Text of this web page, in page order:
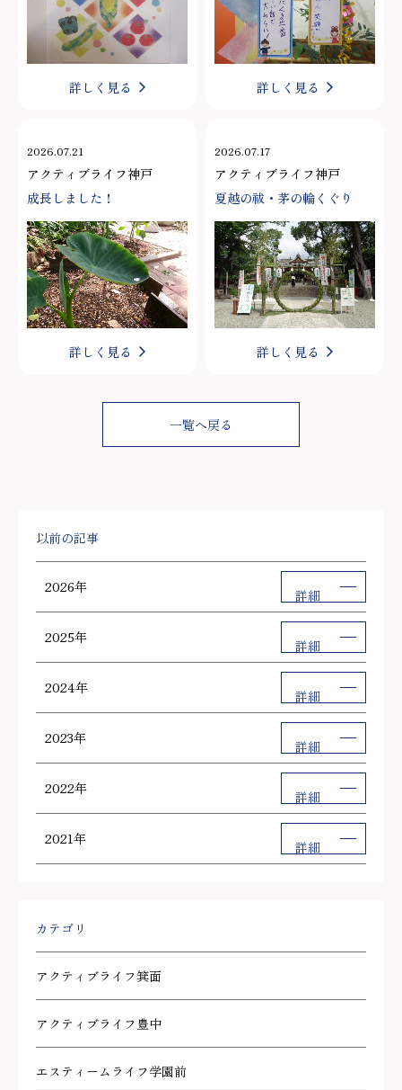
詳しく見る 詳しく見る
2026.07.21
アクティブライフ神戸
成長しました！
詳しく見る
2026.07.17
アクティブライフ神戸
夏越の祓・茅の輪くぐり
詳しく見る
一覧へ戻る
以前の記事
2026年 詳細
2025年 詳細
2024年 詳細
2023年 詳細
2022年 詳細
2021年 詳細
カテゴリ
アクティブライフ箕面
アクティブライフ豊中
エスティームライフ学園前